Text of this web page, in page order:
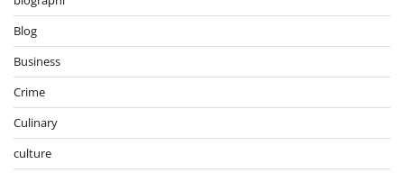
Neuroscience
news
Popular
Space
Sports
Technology